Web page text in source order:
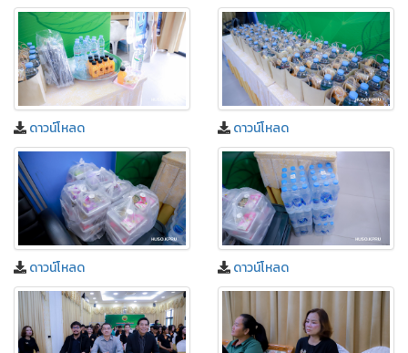
ดาวน์โหลด ดาวน์โหลด
ดาวน์โหลด ดาวน์โหลด